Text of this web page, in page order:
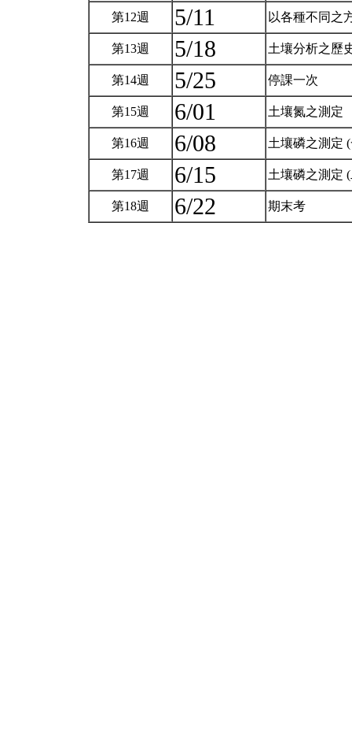
第12週 5/11 以各種不同之
第13週 5/18 土壤分析之歷
第14週 5/25 停課一次
第15週 6/01 土壤氮之測定
第16週 6/08 土壤磷之測定
第17週 6/15 土壤磷之測定
第18週 6/22 期末考